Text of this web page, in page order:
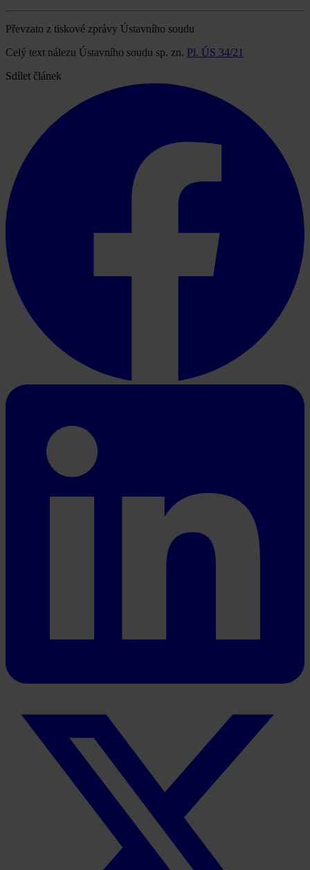
Převzato z tiskové zprávy Ústavního soudu
Celý text nálezu Ústavního soudu sp. zn. Pl. ÚS 34/21
Sdílet článek